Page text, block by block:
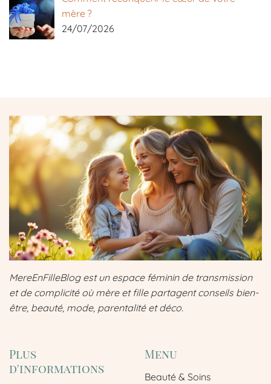
mère ?
24/07/2026
MereEnFilleBlog est un espace féminin de transmission
et de complicité où mère et fille partagent conseils bien-
être, beauté, mode, parentalité et déco.
Plus
d'informations
Menu
Beauté & Soins